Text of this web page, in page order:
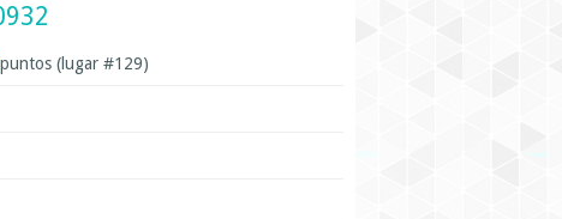
puntos (lugar #129)